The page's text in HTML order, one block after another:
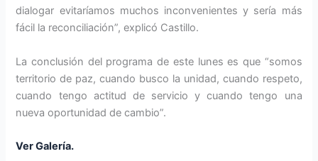
dialogar evitaríamos muchos inconvenientes y sería más
fácil la reconciliación”, explicó Castillo.
La conclusión del programa de este lunes es que “somos
territorio de paz, cuando busco la unidad, cuando respeto,
cuando tengo actitud de servicio y cuando tengo una
nueva oportunidad de cambio”.
Ver Galería.